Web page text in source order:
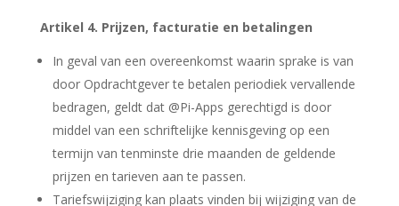
Artikel 4. Prijzen, facturatie en betalingen
In geval van een overeenkomst waarin sprake is van
door Opdrachtgever te betalen periodiek vervallende
bedragen, geldt dat @Pi-Apps gerechtigd is door
middel van een schriftelijke kennisgeving op een
termijn van tenminste drie maanden de geldende
prijzen en tarieven aan te passen.
Tariefswijziging kan plaats vinden bij wijziging van de